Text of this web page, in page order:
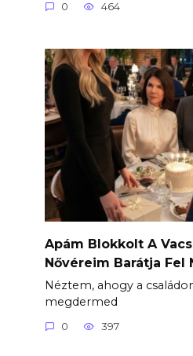
0 464
Apám Blokkolt A
Nővéreim Barátja Fel
Néztem, ahogy a
megdermed
0 397